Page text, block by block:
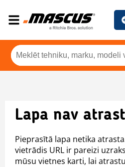
Lapa nav
Pieprasītā lapa netika
vietrādis URL ir pareizi
mūsu vietnes karti, lai